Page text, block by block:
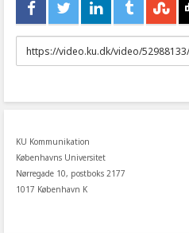
URL
to
KU Kommunikation
Københavns Universitet
Nørregade 10, postboks 2177
1017 København K